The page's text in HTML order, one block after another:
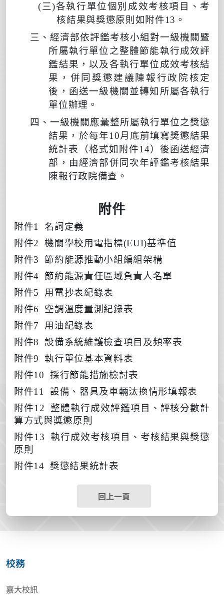
(三)各執行單位個別成效考核項目、考
核結果與獎懲原則如附件13 。
三、經濟部依評鑑考核小組對一級機關暨
所屬執行單位之整體節能執行成效評
鑑結果，以及各執行單位成效考核結
果，併同獎懲建議陳報行政院核定
後，函送一級機關並轉知所屬各執行
單位辦理。
四、一級機關應彙整所屬執行單位之獎懲
結果，於每年10月底前填寫奬懲結果
統計表（格式如附件14）後函送經濟
部，由經濟部併同次年評鑑考核結果
陳報行政院備查。
附件
附件1
名詞定義
附件2 機關學校用電指標(EUI)基準值
附件3
節約能源推動小組編組架構
附件4
節約能源責任區域負責人名單
附件5
用電抄表紀錄表
附件6
空調溫度量測紀錄表
附件7
用油紀錄表
附件8
設備系統維護檢查項目及頻率表
附件9
執行單位基本資料表
附件10
採行節能措施檢討表
附件11
設備、器具及車輛汰換情形填報表
附件12
整體執行成效評鑑項目、評核分數計
算方式與獎懲原則
附件13
執行成效考核項目、考核結果與獎懲
原則
附件14 獎懲結果統計表
回上一頁
校務
嘉大校訊